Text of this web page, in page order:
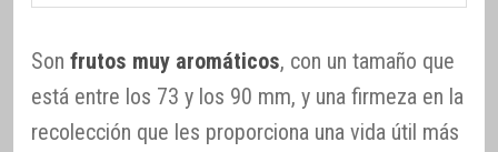
Son frutos muy aromáticos, con un tamaño que
está entre los 73 y los 90 mm, y una firmeza en la
recolección que les proporciona una vida útil más